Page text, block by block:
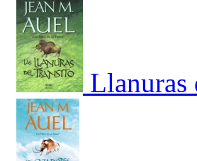
Llanuras